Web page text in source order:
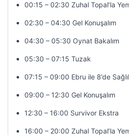
00:15 – 02:30 Zuhal Topal’la
02:30 – 04:30 Gel Konuşalım
04:30 – 05:30 Oynat Bakalım
05:30 – 07:15 Tuzak
07:15 – 09:00 Ebru ile 8’de
09:00 – 12:30 Gel Konuşalım
12:30 – 16:00 Survivor Ekstra
16:00 – 20:00 Zuhal Topal’la